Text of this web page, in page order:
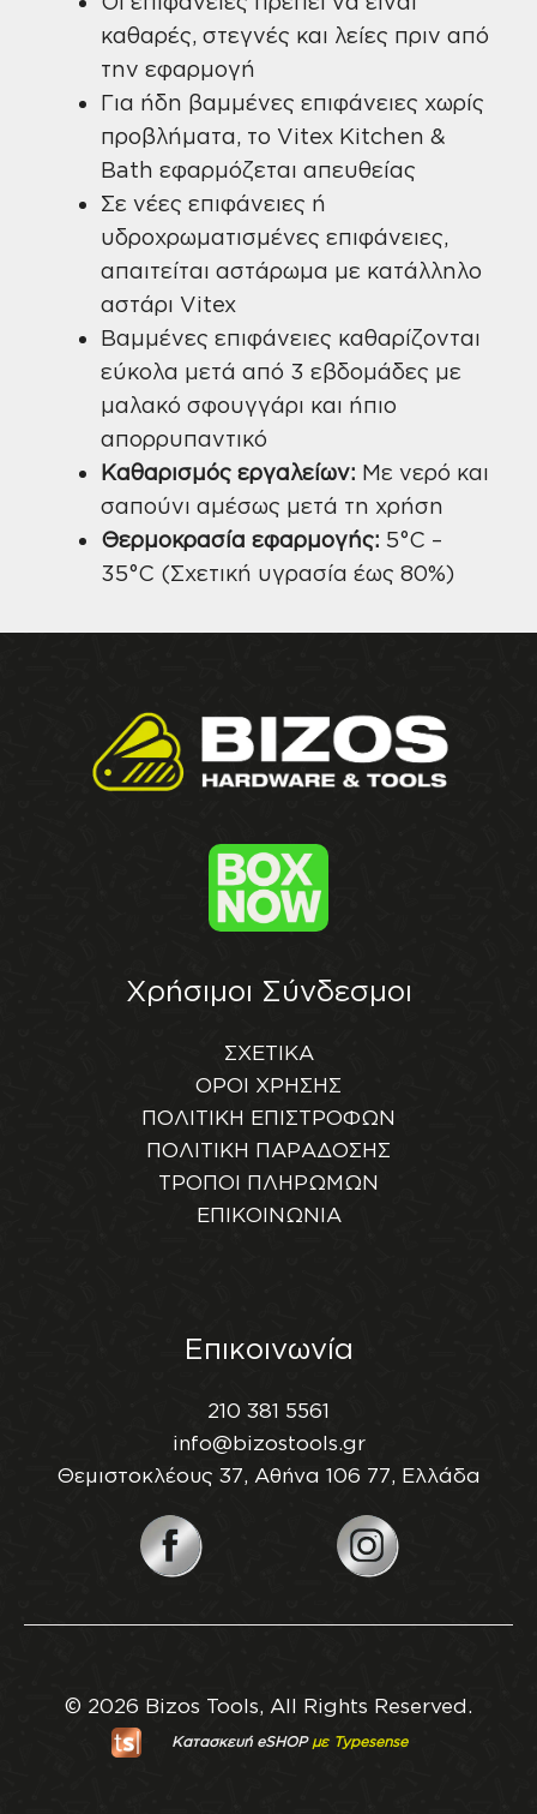
καθαρές, στεγνές και λείες πριν από
την εφαρμογή
Για ήδη βαμμένες επιφάνειες χωρίς
προβλήματα, το Vitex Kitchen &
Bath εφαρμόζεται απευθείας
Σε νέες επιφάνειες ή
υδροχρωματισμένες επιφάνειες,
απαιτείται αστάρωμα με κατάλληλο
αστάρι Vitex
Βαμμένες επιφάνειες καθαρίζονται
εύκολα μετά από 3 εβδομάδες με
μαλακό σφουγγάρι και ήπιο
απορρυπαντικό
Καθαρισμός εργαλείων: Με νερό και
σαπούνι αμέσως μετά τη χρήση
Θερμοκρασία εφαρμογής: 5°C –
35°C (Σχετική υγρασία έως 80%)
Χρήσιμοι Σύνδεσμοι
ΣΧΕΤΙΚΑ
ΟΡΟΙ ΧΡΗΣΗΣ
ΠΟΛΙΤΙΚΗ ΕΠΙΣΤΡΟΦΩΝ
ΠΟΛΙΤΙΚΗ ΠΑΡΑΔΟΣΗΣ
ΤΡΟΠΟΙ ΠΛΗΡΩΜΩΝ
ΕΠΙΚΟΙΝΩΝΙΑ
Επικοινωνία
210 381 5561
info@bizostools.gr
Θεμιστοκλέους 37, Αθήνα 106 77, Ελλάδα
© 2026 Bizos Tools, All Rights Reserved.
Κατασκευή eSHOPμε Typesense